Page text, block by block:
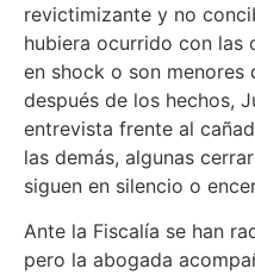
revictimizante y no
hubiera ocurrido con las
en shock o son menores
después de los hechos,
entrevista frente al
las demás, algunas
siguen en silencio o
Ante la Fiscalía se han
pero la abogada